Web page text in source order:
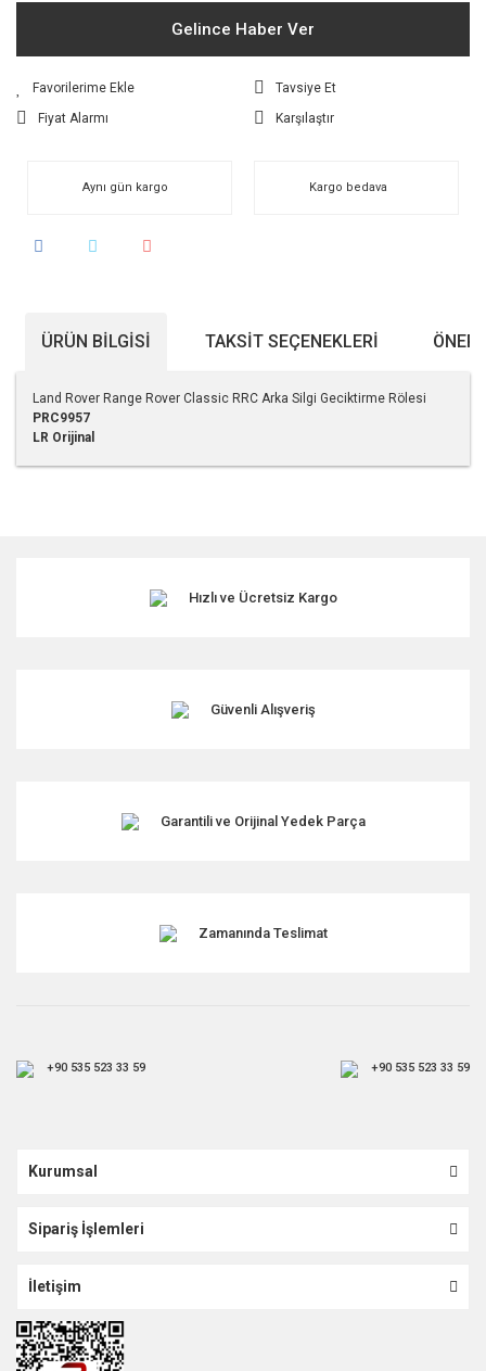
Gelince Haber Ver
Tavsiye Et
Fiyat Alarmı
Karşılaştır
Aynı gün kargo Kargo bedava
ÜRÜN BILGISI TAKSIT SEÇENEKLERI
Land Rover Range Rover Classic RRC Arka Silgi Geciktirme Rölesi
PRC9957
LR Orijinal
Ürün resmi kalitesiz, bozuk veya görüntülenemiyor.
Ürün fiyatı diğer sitelerden daha pahalı.
Hızlı ve Ücretsiz Kargo
Güvenli Alışveriş
Garantili ve Orijinal Yedek Parça
Zamanında Teslimat
+90 535 523 33 59 +90 535 523 33 59
Kurumsal
Sipariş İşlemleri
İletişim